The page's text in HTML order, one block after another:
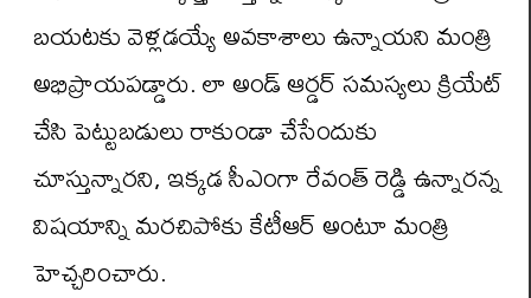
బయటకు వెళ్లడయ్యే అవకాశాలు ఉన్నాయని మంత్రి
అభిప్రాయపడ్డారు. లా అండ్ ఆర్డర్ సమస్యలు క్రియేట్
చేసి పెట్టుబడులు రాకుండా చేసేందుకు
చూస్తున్నారని, ఇక్కడ సీఎంగా రేవంత్ రెడ్డి ఉన్నారన్న
విషయాన్ని మరచిపోకు కేటీఆర్ అంటూ మంత్రి
హెచ్చరించారు.